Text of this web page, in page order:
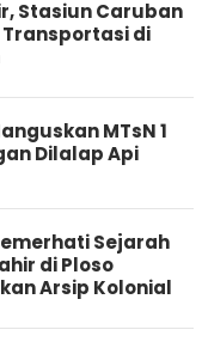
Stasiun Caruban
di
MTsN 1
Dilalap Api
Sejarah
di Ploso
Arsip Kolonial